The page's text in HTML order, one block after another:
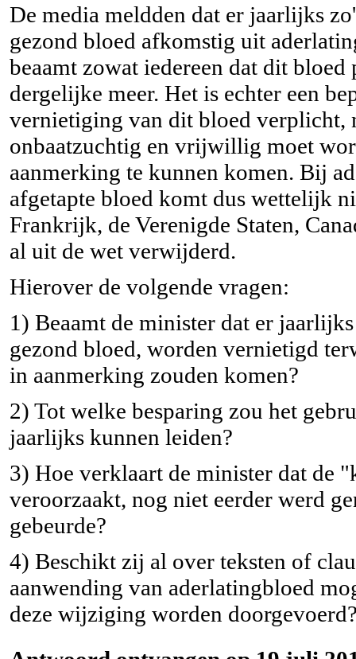
De media meldden dat er jaarlijks
gezond bloed afkomstig uit
beaamt zowat iedereen dat dit
dergelijke meer. Het is echter een
vernietiging van dit bloed verplicht,
onbaatzuchtig en vrijwillig moet
aanmerking te kunnen komen. Bij
afgetapte bloed komt dus wettelijk
Frankrijk, de Verenigde Staten,
al uit de wet verwijderd.
Hierover de volgende vragen:
1) Beaamt de minister dat er
gezond bloed, worden vernietigd
in aanmerking zouden komen?
2) Tot welke besparing zou het
jaarlijks kunnen leiden?
3) Hoe verklaart de minister dat de
veroorzaakt, nog niet eerder werd
gebeurde?
4) Beschikt zij al over teksten of
aanwending van aderlatingbloed
deze wijziging worden